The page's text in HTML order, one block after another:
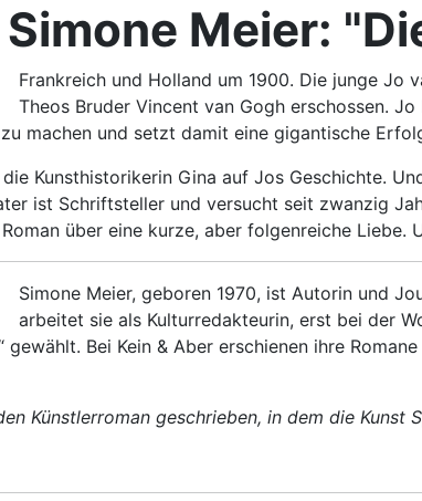
Meier:
Frankreich und Holland um 1900. Die junge Jo
Theos Bruder Vincent van Gogh erschossen.
machen und setzt damit eine gigantische
Kunsthistorikerin Gina auf Jos Geschichte.
ist Schriftsteller und versucht seit zwanzig
über eine kurze, aber folgenreiche Liebe.
Simone Meier, geboren 1970, ist Autorin und
arbeitet sie als Kulturredakteurin, erst bei der
gewählt. Bei Kein & Aber erschienen ihre
Künstlerroman geschrieben, in dem die